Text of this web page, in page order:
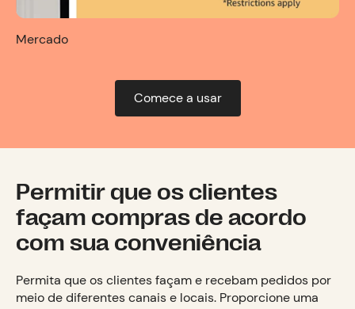
Mercado
Comece a usar
Permitir que os clientes
façam compras de acordo
com sua conveniência
Permita que os clientes façam e recebam pedidos por
meio de diferentes canais e locais. Proporcione uma